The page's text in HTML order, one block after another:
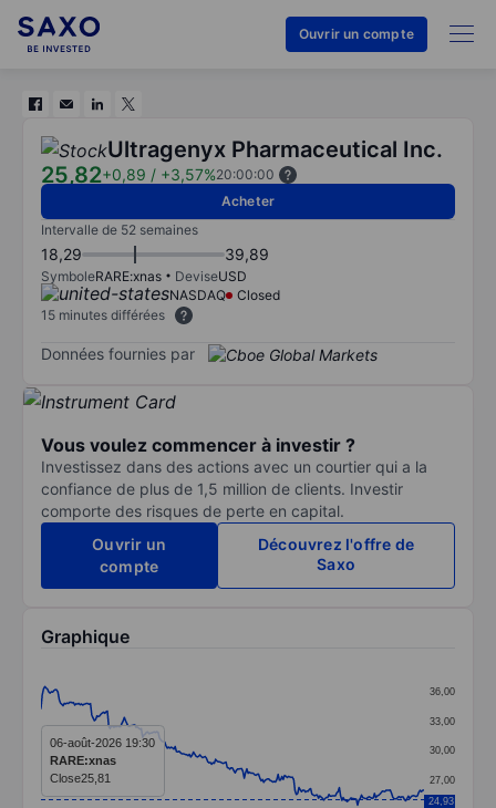
Ouvrir un compte
Ultragenyx Pharmaceutical Inc.
25,82+0,89 / +3,57%20:00:00
Acheter
Intervalle de 52 semaines
18,29 39,89
SymboleRARE:xnas DeviseUSD
NASDAQ
Closed
15 minutes différées
Données fournies par
Vous voulez commencer à investir ?
Investissez dans des actions avec un courtier qui a la
confiance de plus de 1,5 million de clients. Investir
comporte des risques de perte en capital.
Ouvrir un
compte
Découvrez l'offre de
Saxo
Graphique
Line chart with 295 data points.
The chart has 1 X axis displaying categories.
The chart has 1 Y axis displaying values. Data27,00
30,00
33,00
36,00
24,93
06-août-2026 19:30
RARE:xnas
Close25,81